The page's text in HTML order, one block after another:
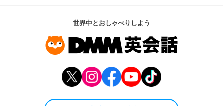
世界中とおしゃべりしよう